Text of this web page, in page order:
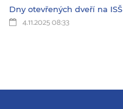
Dny otevřených dveří na ISŠ
4.11.2025 08:33